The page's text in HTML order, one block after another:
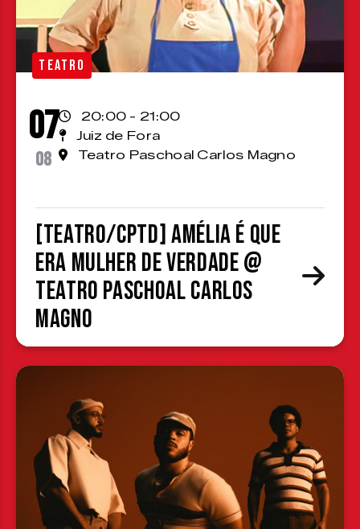
TEATRO
07
08
20:00 - 21:00
Juiz de Fora
Teatro Paschoal Carlos Magno
[TEATRO/CPTD] Amélia é que
era mulher de verdade @
Teatro Paschoal Carlos
Magno